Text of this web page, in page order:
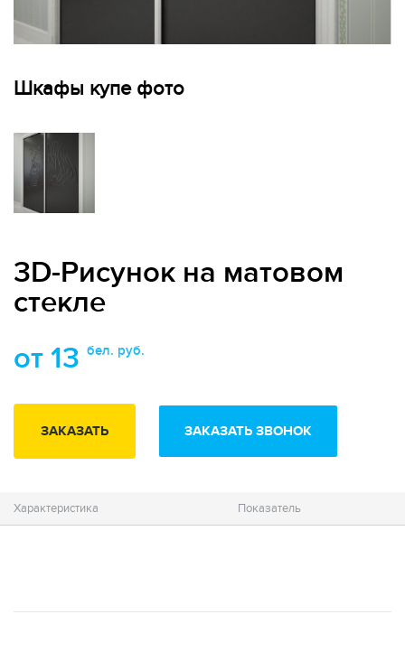
Шкафы купе фото
3D-Рисунок на матовом
стекле
от 13 бел. руб.
ЗАКАЗАТЬ ЗАКАЗАТЬ ЗВОНОК
Характеристика Показатель